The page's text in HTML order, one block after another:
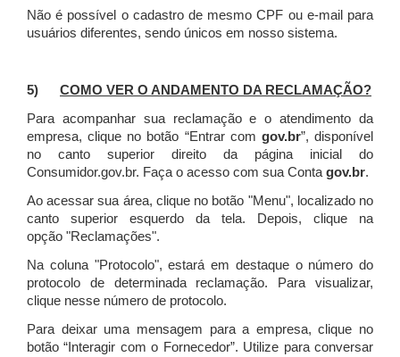
Não é possível o cadastro de mesmo CPF ou e-mail para
usuários diferentes, sendo únicos em nosso sistema.
5) COMO VER O ANDAMENTO DA RECLAMAÇÃO?
Para acompanhar sua reclamação e o atendimento da
empresa, clique no botão “Entrar com gov.br”, disponível
no canto superior direito da página inicial do
Consumidor.gov.br. Faça o acesso com sua Contagov.br.
Ao acessar sua área, clique no botão "Menu", localizado no
canto superior esquerdo da tela. Depois, clique na
opção "Reclamações".
Na coluna "Protocolo", estará em destaque o número do
protocolo de determinada reclamação. Para visualizar,
clique nesse número de protocolo.
Para deixar uma mensagem para a empresa, clique no
botão “Interagir com o Fornecedor”. Utilize para conversar